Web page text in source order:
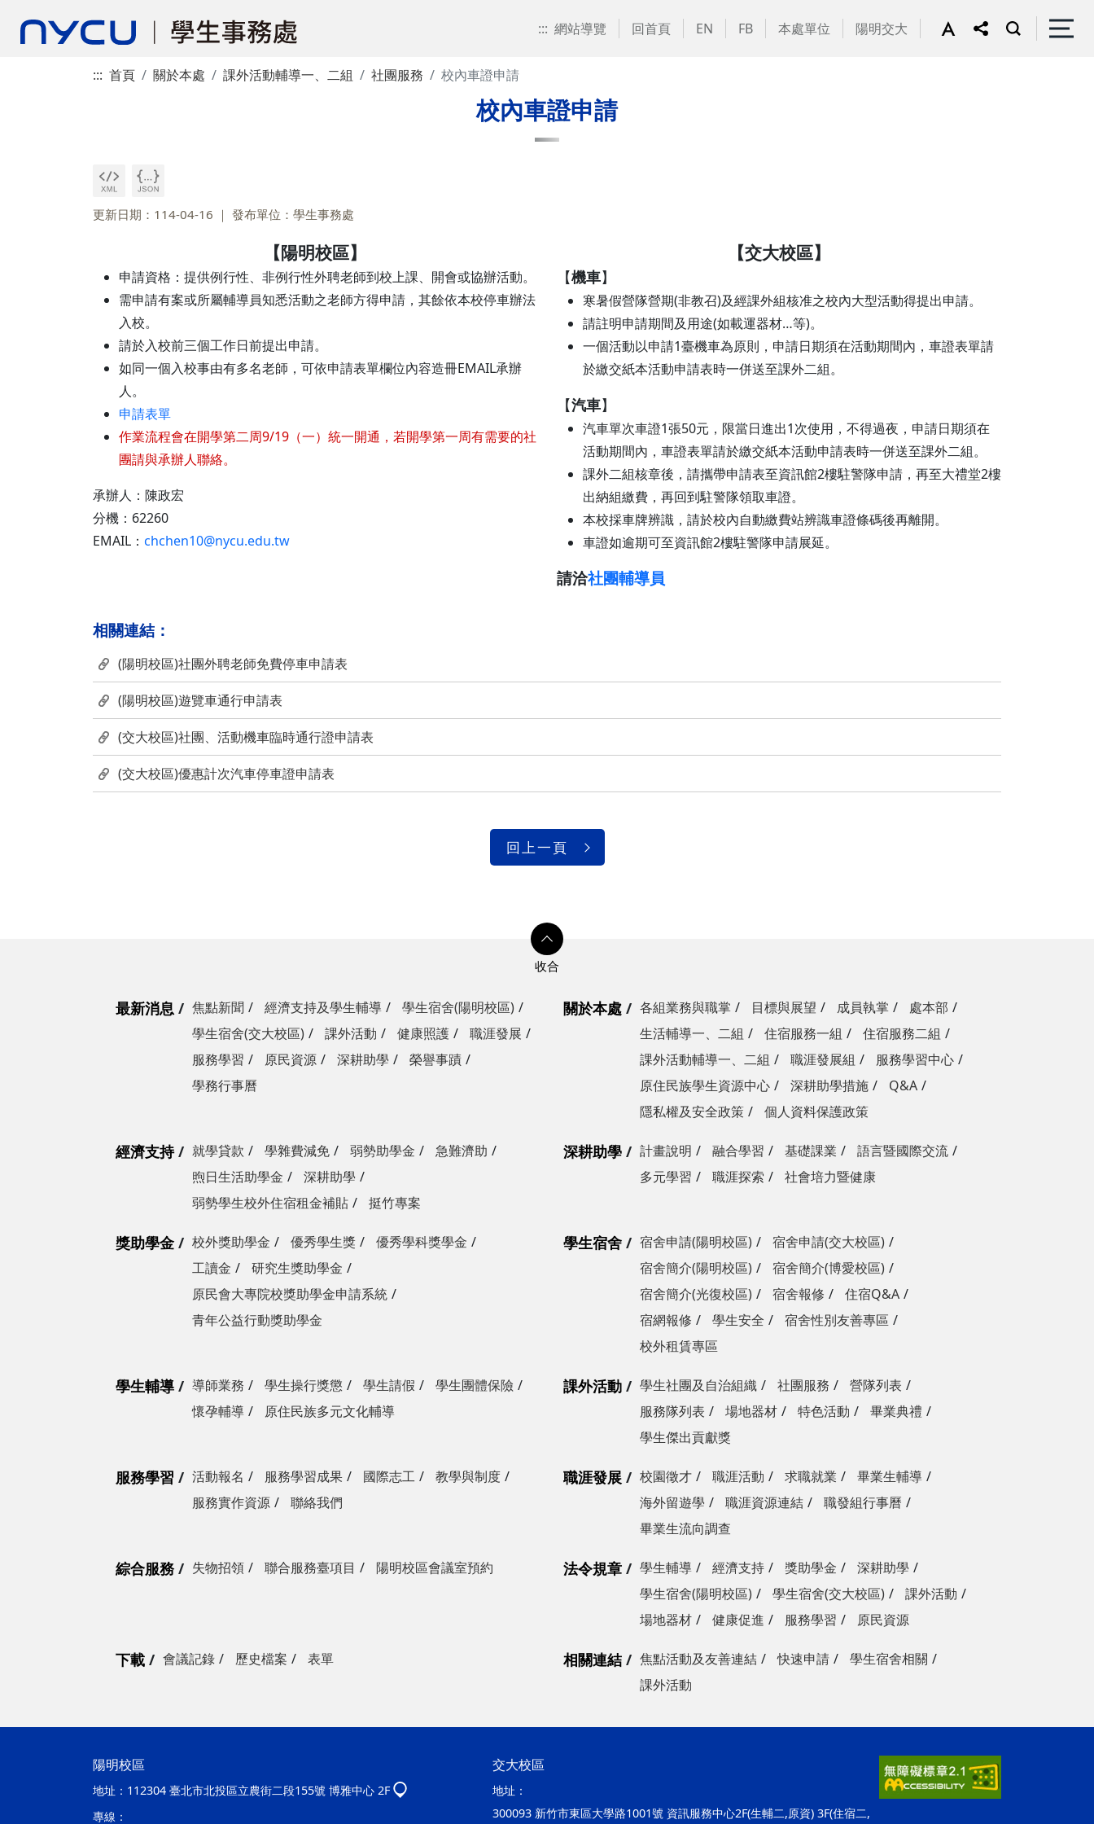
::: 網站導覽 回首頁 EN FB 本處單位 陽明交大
::: 首頁 關於本處 課外活動輔導一、二組 社團服務 校內車證申請
校內車證申請
更新日期：114-04-16 發布單位：學生事務處
【陽明校區】
申請資格：提供例行性、非例行性外聘老師到校上課、開會或協辦活動。
需申請有案或所屬輔導員知悉活動之老師方得申請，其餘依本校停車辦法
入校。
請於入校前三個工作日前提出申請。
如同一個入校事由有多名老師，可依申請表單欄位內容造冊EMAIL承辦
人。
申請表單
作業流程會在開學第二周9/19（一）統一開通，若開學第一周有需要的社
團請與承辦人聯絡。
承辦人：陳政宏
分機：62260
EMAIL： chchen10@nycu.edu.tw
【交大校區】
【機車】
寒暑假營隊營期(非教召)及經課外組核准之校內大型活動得提出申請。
請註明申請期間及用途(如載運器材…等)。
一個活動以申請1臺機車為原則，申請日期須在活動期間內，車證表單請
於繳交紙本活動申請表時一併送至課外二組。
【汽車】
汽車單次車證1張50元，限當日進出1次使用，不得過夜，申請日期須在
活動期間內，車證表單請於繳交紙本活動申請表時一併送至課外二組。
課外二組核章後，請攜帶申請表至資訊館2樓駐警隊申請，再至大禮堂2樓
出納組繳費，再回到駐警隊領取車證。
本校採車牌辨識，請於校內自動繳費站辨識車證條碼後再離開。
車證如逾期可至資訊館2樓駐警隊申請展延。
請洽社團輔導員
相關連結：
(陽明校區)社團外聘老師免費停車申請表
(陽明校區)遊覽車通行申請表
(交大校區)社團、活動機車臨時通行證申請表
(交大校區)優惠計次汽車停車證申請表
回上一頁
最新消息 焦點新聞 經濟支持及學生輔導
學生宿舍(陽明校區)
學生宿舍(交大校區)
課外活動 健康照護
職涯發展
服務學習
原民資源 深耕助學
榮譽事蹟
學務行事曆
關於本處 各組業務與職掌 目標與展望 成員執掌
處本部
生活輔導一、二組
住宿服務一組
住宿服務二組
課外活動輔導一、二組
職涯發展組
服務學習中心
原住民族學生資源中心
深耕助學措施
Q&A
隱私權及安全政策
個人資料保護政策
經濟支持 就學貸款 學雜費減免 弱勢助學金
急難濟助
煦日生活助學金
深耕助學
弱勢學生校外住宿租金補貼
挺竹專案
深耕助學 計畫說明 融合學習 基礎課業
語言暨國際交流
多元學習
職涯探索 社會培力暨健康
獎助學金 校外獎助學金 優秀學生獎
優秀學科獎學金
工讀金
研究生獎助學金
原民會大專院校獎助學金申請系統
青年公益行動獎助學金
學生宿舍 宿舍申請(陽明校區)
宿舍申請(交大校區)
宿舍簡介(陽明校區)
宿舍簡介(博愛校區)
宿舍簡介(光復校區)
宿舍報修
住宿Q&A
宿網報修
學生安全
宿舍性別友善專區
校外租賃專區
學生輔導 導師業務 學生操行獎懲 學生請假
學生團體保險
懷孕輔導
原住民族多元文化輔導
課外活動 學生社團及自治組織 社團服務
營隊列表
服務隊列表
場地器材 特色活動
畢業典禮
學生傑出貢獻獎
服務學習 活動報名 服務學習成果 國際志工
教學與制度
服務實作資源
聯絡我們
職涯發展 校園徵才 職涯活動 求職就業
畢業生輔導
海外留遊學
職涯資源連結
職發組行事曆
畢業生流向調查
綜合服務 失物招領 聯合服務臺項目 陽明校區會議室預約 法令規章 學生輔導 經濟支持 獎助學金
深耕助學
學生宿舍(陽明校區)
學生宿舍(交大校區)
課外活動
場地器材
健康促進 服務學習 原民資源
下載 會議記錄 歷史檔案 表單 相關連結 焦點活動及友善連結 快速申請
學生宿舍相關
課外活動
陽明校區
地址： 112304 臺北市北投區立農街二段155號 博雅中心 2F
專線：
交大校區
地址：
300093 新竹市東區大學路1001號 資訊服務中心2F(生輔二,原資) 3F(住宿二,